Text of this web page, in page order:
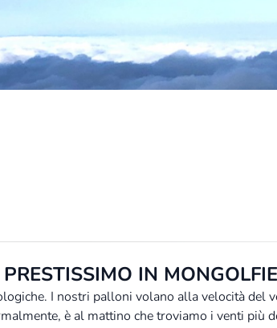
IN
I nostri palloni volano alla velocità del
è al mattino che troviamo i venti più